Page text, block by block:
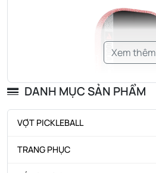
Xem thêm
DANH MỤC SẢN PHẨM
VỢT PICKLEBALL
TRANG PHỤC